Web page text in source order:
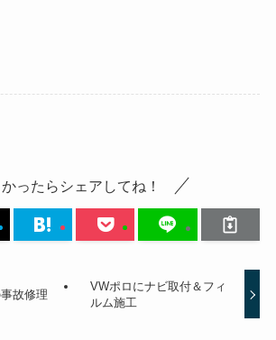
かったらシェアしてね！
故修理
VWポロにナビ取付＆フィ
ルム施工